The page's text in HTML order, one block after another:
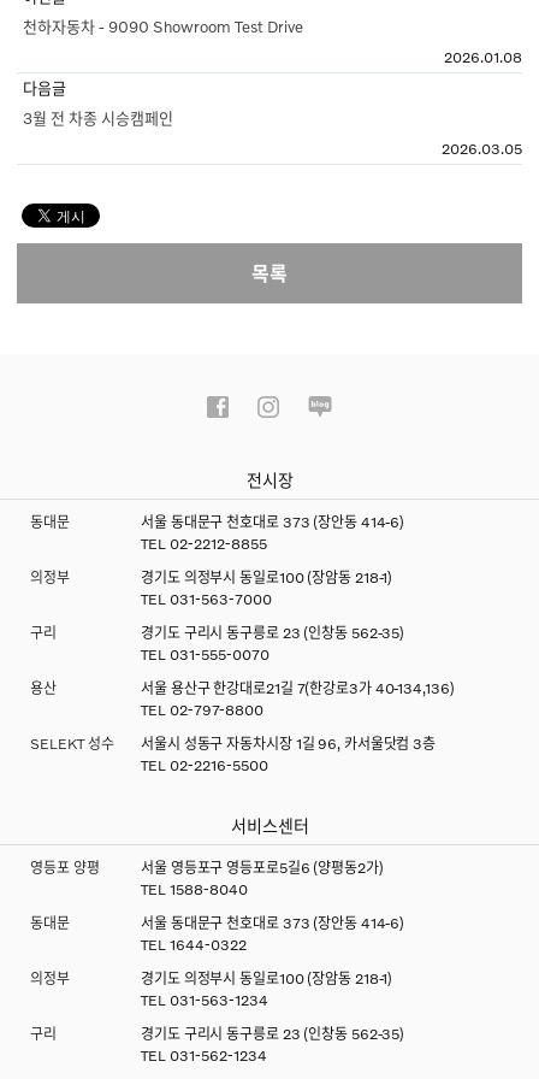
천하자동차 - 9090 Showroom Test Drive
2026.01.08
다음글
3월 전 차종 시승캠페인
2026.03.05
목록
전시장
동대문
서울 동대문구 천호대로 373 (장안동 414-6)
TEL 02-2212-8855
의정부
경기도 의정부시 동일로100 (장암동 218-1)
TEL 031-563-7000
구리
경기도 구리시 동구릉로 23 (인창동 562-35)
TEL 031-555-0070
용산
서울 용산구 한강대로21길 7(한강로3가 40-134,136)
TEL 02-797-8800
SELEKT 성수
서울시 성동구 자동차시장 1길 96, 카서울닷컴 3층
TEL 02-2216-5500
서비스센터
영등포 양평
서울 영등포구 영등포로5길6 (양평동2가)
TEL 1588-8040
동대문
서울 동대문구 천호대로 373 (장안동 414-6)
TEL 1644-0322
의정부
경기도 의정부시 동일로100 (장암동 218-1)
TEL 031-563-1234
구리
경기도 구리시 동구릉로 23 (인창동 562-35)
TEL 031-562-1234